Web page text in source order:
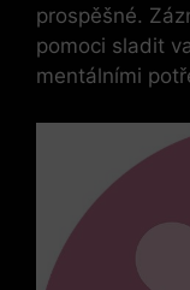
prospěšné.
pomoci sladit
mentálními